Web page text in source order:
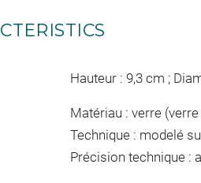
Hauteur : 9,3 cm ;
Matériau : verre
Technique : modelé
Précision technique :